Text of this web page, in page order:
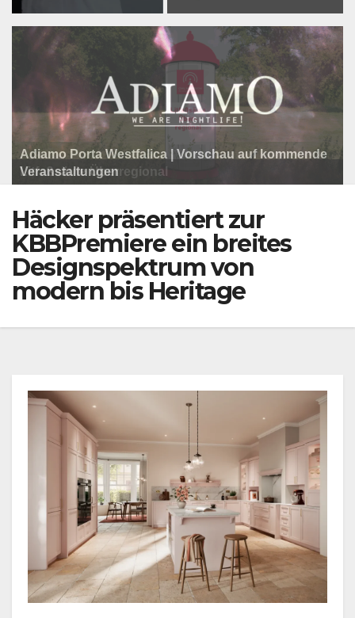
Programm der Komödie am Klosterplatz.
Litfaßsäule Überregional
Adiamo Porta Westfalica | Vorschau auf kommende
Veranstaltungen
Litfaßsäule Überregional
Tanzfest Bielefeld - 19. Juli bis 1. August 2026
Litfaßsäule Überregional
Häcker präsentiert zur
KBBPremiere ein breites
Designspektrum von
modern bis Heritage